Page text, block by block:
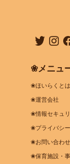
❀メニュ
❀ほいらくとは
❀運営会社
❀情報セキュ
❀プライバシ
❀お問い合わせ
❀保育施設・